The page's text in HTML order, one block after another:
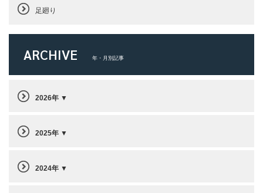
足廻り
ARCHIVE 年・月別記事
2026年
2025年
2024年